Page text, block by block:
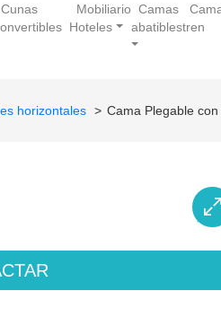
Cunas
Mobiliario
Hoteles
Camas
abatiblestren
horizontales Cama Plegable